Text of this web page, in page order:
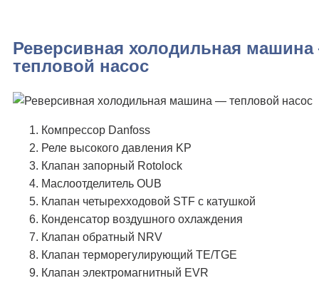
Реверсивная холодильная
тепловой насос
Компрессор Danfoss
Реле высокого давления KP
Клапан запорный Rotolock
Маслоотделитель OUB
Клапан четырехходовой STF с катушкой
Конденсатор воздушного охлаждения
Клапан обратный NRV
Клапан терморегулирующий TЕ/TGE
Клапан электромагнитный EVR